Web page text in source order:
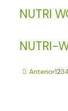
NUTRI
NUTRI-
Anterior123